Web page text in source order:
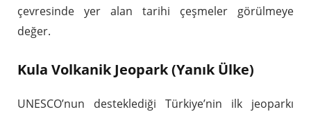
çevresinde yer alan tarihi çeşmeler görülmeye
değer.
Kula Volkanik Jeopark (Yanık Ülke)
UNESCO’nun desteklediği Türkiye’nin ilk jeoparkı